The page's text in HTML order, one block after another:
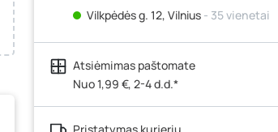
Vilkpėdės g. 12, Vilnius - 35 vienetai
Ateities g. 15, Vilnius- 113 vienetų
Kauno r., Narsiečių k., Vytauto g. 183,
Kaunas - 20 vienetų
Šilutės pl. 83A, Klaipėda- 50 vienetų
Atsiėmimas paštomate
Nuo 1,99 €, 2-4 d.d.*